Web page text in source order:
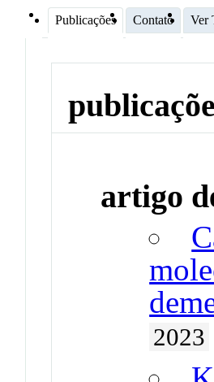
Publicações Contato Ver
artigo
2023